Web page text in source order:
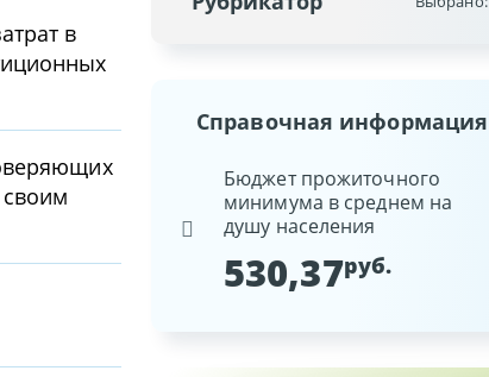
в
Справочная информация
арендная величина
Бюджет прожиточного
минимума в среднем на
душу населения
530,37руб.